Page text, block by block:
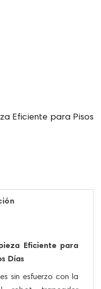
Eficiente para Pisos
Eficiente para
Días
sin esfuerzo con la